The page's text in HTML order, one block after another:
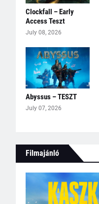
Clockfall – Early
Access Teszt
July 08, 2026
Abyssus – TESZT
July 07, 2026
Filmajánló